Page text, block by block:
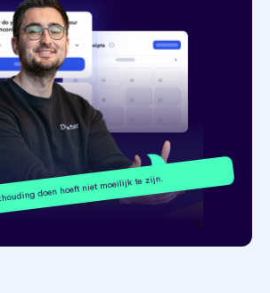
doen hoeft niet moeilijk te zijn.